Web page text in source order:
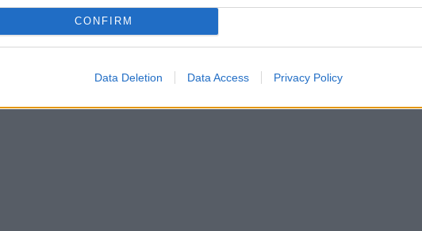
CONFIRM
Data Deletion Data Access Privacy Policy